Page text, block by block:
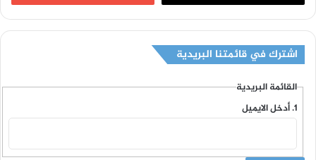
اشترك في قائمتنا البريدية
القائمة البريدية
أدخل الايميل